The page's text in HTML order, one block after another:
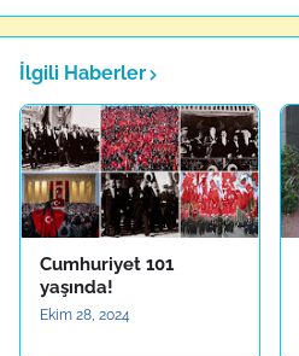
İlgili Haberler
Cumhuriyet 101
yaşında!
Ekim 28, 2024